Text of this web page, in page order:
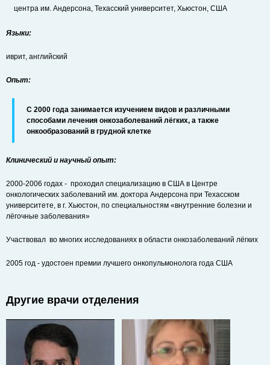
центра им. Андерсона, Техасский университет, Хьюстон, США
Языки:
иврит, английский
Опыт:
С 2000 года занимается изучением видов и различными
способами лечения онкозаболеваний лёгких, а также
онкообразований в грудной клетке
Клинический и научный опыт:
2000-2006 годах - проходил специализацию в США в Центре
онкологических заболеваний им. доктора Андерсона при Техасском
университете, в г. Хьюстон, по специальностям «внутренние болезни и
лёгочные заболевания»
Участвовал во многих исследованиях в области онкозаболеваний лёгких
2005 год - удостоен премии лучшего онкопульмонолога года США
Другие врачи отделения